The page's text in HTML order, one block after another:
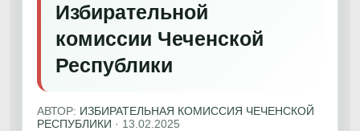
Избирательной
комиссии Чеченской
Республики
АВТОР: ИЗБИРАТЕЛЬНАЯ КОМИССИЯ ЧЕЧЕНСКОЙ
РЕСПУБЛИКИ · 13.02.2025